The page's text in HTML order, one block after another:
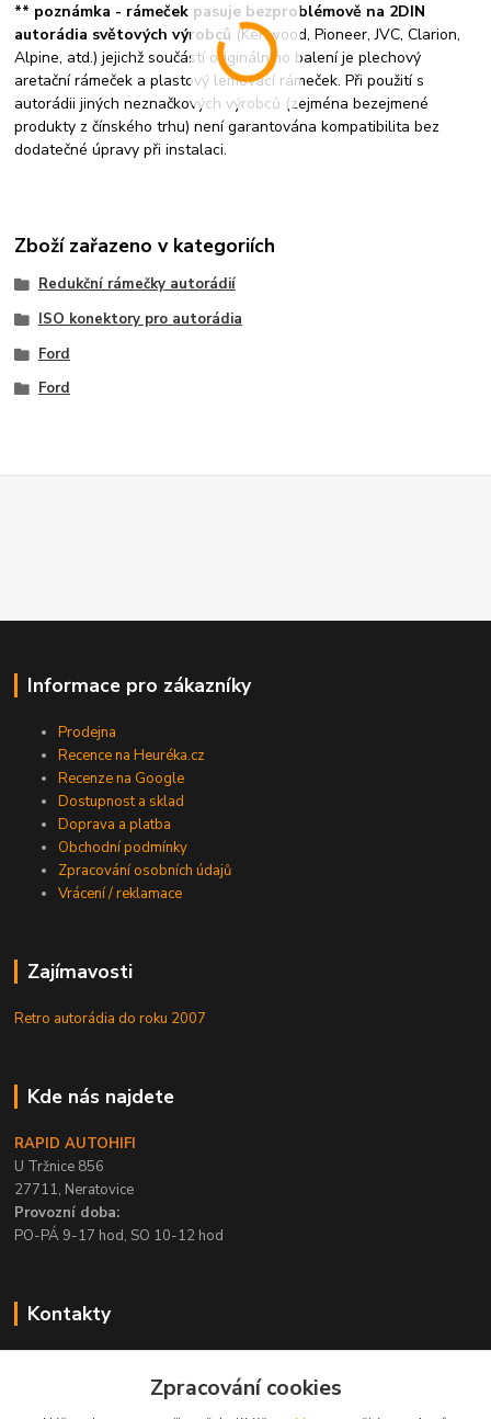
** poznámka - rámeček pasuje bezproblémově na 2DIN
autorádia světových výrobců (Kenwood, Pioneer, JVC, Clarion,
Alpine, atd.) jejichž součástí originálního balení je plechový
aretační rámeček a plastový lemovací rámeček. Při použití s
autorádii jiných neznačkových výrobců (zejména bezejmené
produkty z čínského trhu) není garantována kompatibilita bez
dodatečné úpravy při instalaci.
Zboží zařazeno v kategoriích
Redukční rámečky autorádií
ISO konektory pro autorádia
Ford
Ford
Informace pro zákazníky
Prodejna
Recence na Heuréka.cz
Recenze na Google
Dostupnost a sklad
Doprava a platba
Obchodní podmínky
Zpracování osobních údajů
Vrácení / reklamace
Zajímavosti
Retro autorádia do roku 2007
Kde nás najdete
RAPID AUTOHIFI
U Tržnice 856
27711, Neratovice
Provozní doba:
PO-PÁ 9-17 hod, SO 10-12 hod
Kontakty
PO-PÁ / 9-17 hod, SO 10-12 hodZpracování cookies